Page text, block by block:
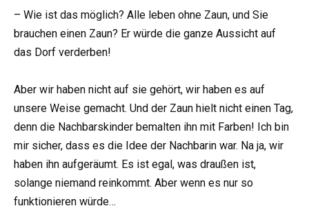
– Wie ist das möglich? Alle leben ohne Zaun, und Sie
brauchen einen Zaun? Er würde die ganze Aussicht auf
das Dorf verderben!
Aber wir haben nicht auf sie gehört, wir haben es auf
unsere Weise gemacht. Und der Zaun hielt nicht einen Tag,
denn die Nachbarskinder bemalten ihn mit Farben! Ich bin
mir sicher, dass es die Idee der Nachbarin war. Na ja, wir
haben ihn aufgeräumt. Es ist egal, was draußen ist,
solange niemand reinkommt. Aber wenn es nur so
funktionieren würde…